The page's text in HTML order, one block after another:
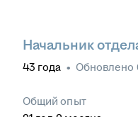
Начальник
43 года • Обновлено
Общий опыт